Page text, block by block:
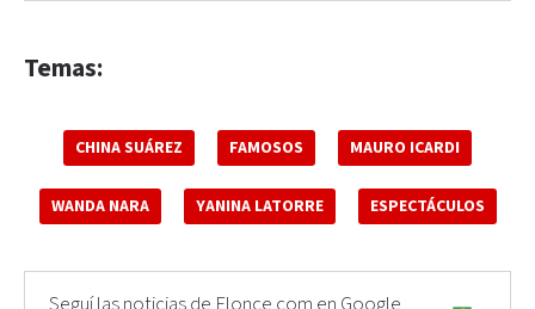
Temas:
CHINA SUÁREZ FAMOSOS MAURO ICARDI
WANDA NARA YANINA LATORRE ESPECTÁCULOS